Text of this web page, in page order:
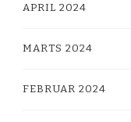
APRIL 2024
MARTS 2024
FEBRUAR 2024